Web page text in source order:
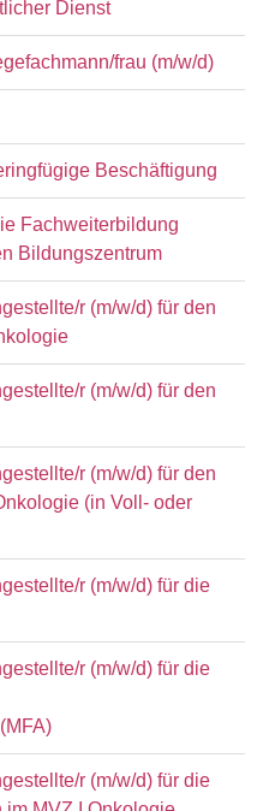
Dienst
frau (m/w/d)
Beschäftigung
Fachweiterbildung
Bildungszentrum
r (m/w/d) für den
r (m/w/d) für den
r (m/w/d) für den
(in Voll- oder
r (m/w/d) für die
r (m/w/d) für die
r (m/w/d) für die